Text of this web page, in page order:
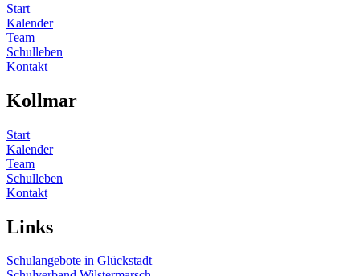
Start
Kalender
Team
Schulleben
Kontakt
Kollmar
Start
Kalender
Team
Schulleben
Kontakt
Links
Schulangebote in Glückstadt